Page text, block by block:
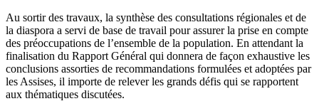
Au sortir des travaux, la synthèse des consultations régionales et de
la diaspora a servi de base de travail pour assurer la prise en compte
des préoccupations de l’ensemble de la population. En attendant la
finalisation du Rapport Général qui donnera de façon exhaustive les
conclusions assorties de recommandations formulées et adoptées par
les Assises, il importe de relever les grands défis qui se rapportent
aux thématiques discutées.